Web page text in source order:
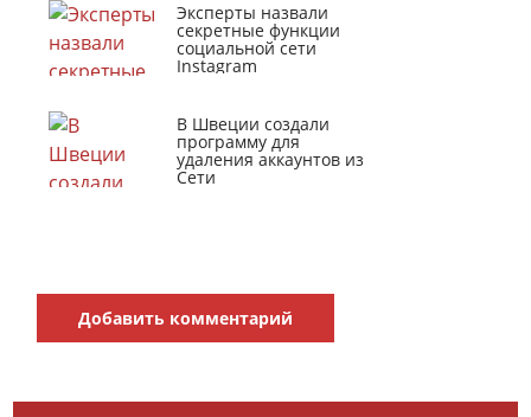
Эксперты назвали
секретные функции
социальной сети
Instagram
В Швеции создали
программу для
удаления аккаунтов из
Сети
Добавить комментарий